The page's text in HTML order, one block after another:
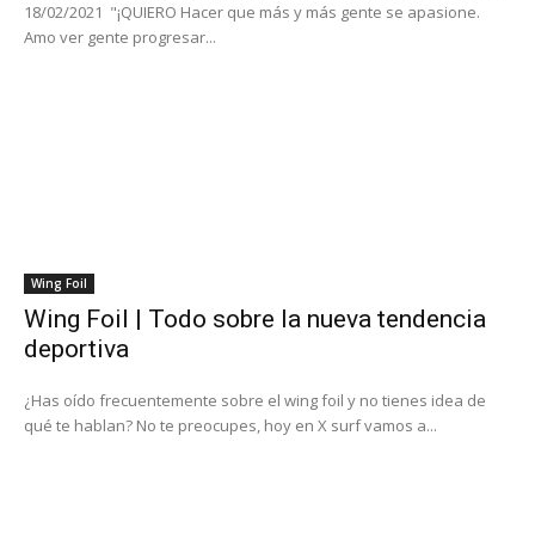
18/02/2021 "¡QUIERO Hacer que más y más gente se apasione.
Amo ver gente progresar...
Wing Foil
Wing Foil | Todo sobre la nueva tendencia
deportiva
¿Has oído frecuentemente sobre el wing foil y no tienes idea de
qué te hablan? No te preocupes, hoy en X surf vamos a...